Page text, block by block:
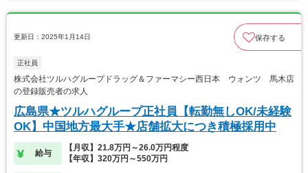
更新日：2025年1月14日 保存する
正社員
株式会社ツルハグループドラッグ＆ファーマシー西日本 ウォンツ 馬木店
の登録販売者の求人
広島県★ツルハグループ正社員【転勤無しOK/未経験
OK】中国地方最大手★店舗拡大につき積極採用中
給与
【月収】21.8万円～26.0万円程度
【年収】320万円～550万円